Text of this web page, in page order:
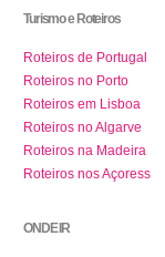
Turismo e Roteiros
Roteiros de Portugal
Roteiros no Porto
Roteiros em Lisboa
Roteiros no Algarve
Roteiros na Madeira
Roteiros nos Açoress
ONDE IR